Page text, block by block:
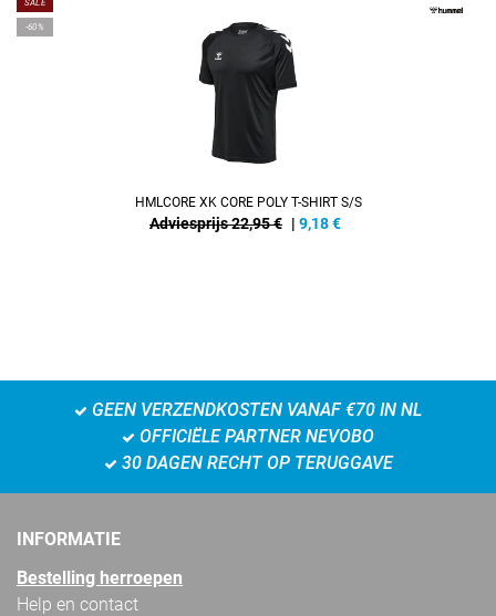
SALE
-60%
HMLCORE XK CORE POLY T-SHIRT S/S
Adviesprijs 22,95 € | 9,18€
GEEN VERZENDKOSTEN VANAF €70 IN NL
OFFICIËLE PARTNER NEVOBO
30 DAGEN RECHT OP TERUGGAVE
INFORMATIE
Bestelling herroepen
Help en contact